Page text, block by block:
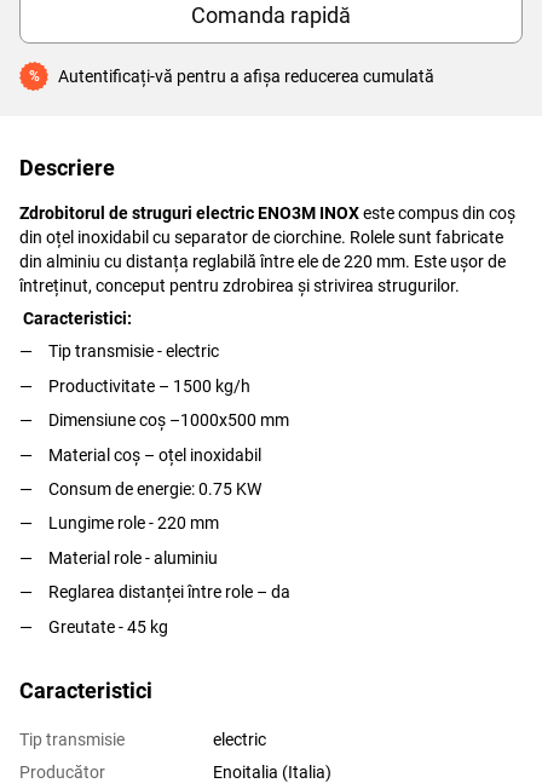
Comanda rapidă
% Autentificați-vă pentru a afișa reducerea cumulată
Descriere
Zdrobitorul de struguri electric ENO3M INOXeste compus din coș
din oțel inoxidabil cu separator de ciorchine. Rolele sunt fabricate
din alminiu cu distanța reglabilă între ele de 220 mm. Este ușor de
întreținut, conceput pentru zdrobirea și strivirea strugurilor.
Caracteristici:
Tip transmisie - electric
Productivitate – 1500 kg/h
Dimensiune coș –1000x500 mm
Material coș – oțel inoxidabil
Consum de energie: 0.75 KW
Lungime role - 220 mm
Material role - aluminiu
Reglarea distanței între role – da
Greutate - 45 kg
Caracteristici
Tip transmisie
еlectric
Producător
Enoitalia (Italia)